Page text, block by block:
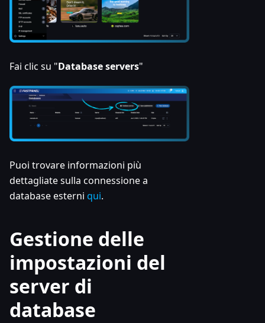
Fai clic su "Database servers"
Puoi trovare informazioni più
dettagliate sulla connessione a
database esterni qui.
Gestione delle
impostazioni del
server di
database